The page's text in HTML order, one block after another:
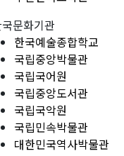
문화기관
한국예술종합학교
국립중앙박물관
국립국어원
국립중앙도서관
국립국악원
국립민속박물관
대한민국역사박물관